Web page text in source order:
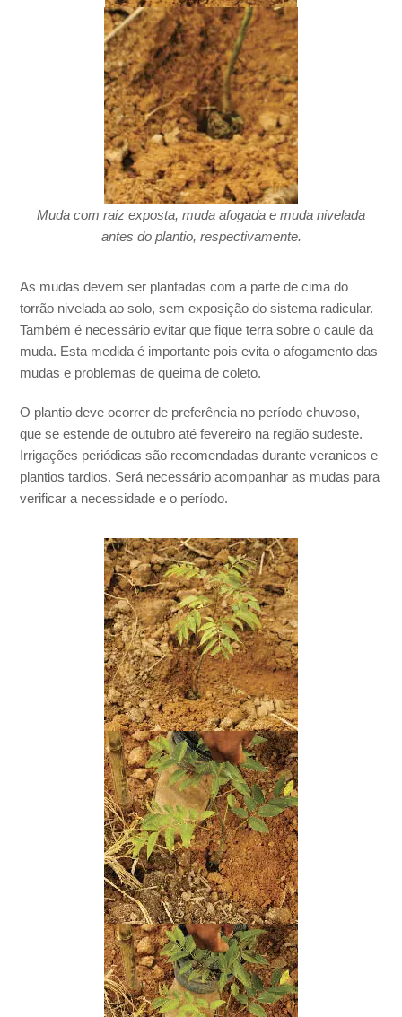
Muda com raiz exposta, muda afogada e muda nivelada
antes do plantio, respectivamente.
As mudas devem ser plantadas com a parte de cima do
torrão nivelada ao solo, sem exposição do sistema radicular.
Também é necessário evitar que fique terra sobre o caule da
muda. Esta medida é importante pois evita o afogamento das
mudas e problemas de queima de coleto.
O plantio deve ocorrer de preferência no período chuvoso,
que se estende de outubro até fevereiro na região sudeste.
Irrigações periódicas são recomendadas durante veranicos e
plantios tardios. Será necessário acompanhar as mudas para
verificar a necessidade e o período.